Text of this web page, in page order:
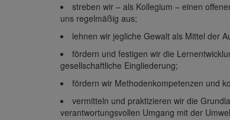
streben wir – als Kollegium – einen
uns regelmäßig aus;
lehnen wir jegliche Gewalt als Mittel der
fördern und festigen wir die
gesellschaftliche Eingliederung;
fördern wir Methodenkompetenzen und
vermitteln und praktizieren wir die
verantwortungsvollen Umgang mit der